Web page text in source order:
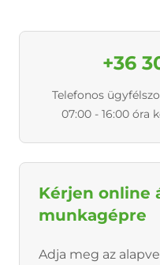
+36
Telefonos
07:00 - 16:00 óra
Kérjen online
munkagépre
Adja meg az